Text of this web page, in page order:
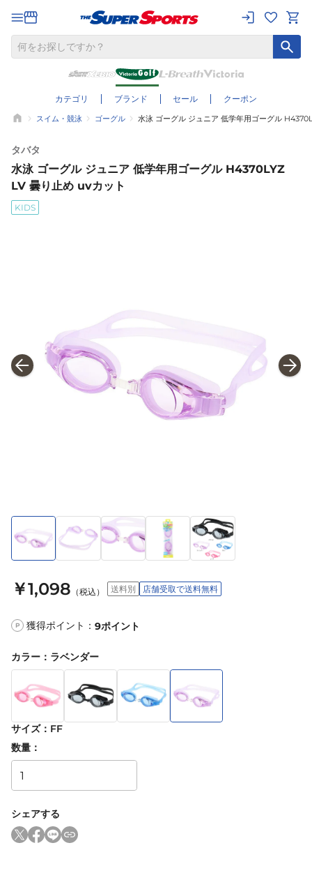
カテゴリ ブランド セール クーポン
スイム・競泳 ゴーグル 水泳 ゴーグル ジュニア 低学年用ゴーグル
タバタ
水泳 ゴーグル ジュニア 低学年用ゴーグル H4370LYZ
LV 曇り止め uvカット
KIDS
￥1,098 （税込） 送料別 店舗受取で送料無料
P 獲得ポイント： 9ポイント
カラー ： ラベンダー
サイズ： FF
数量：
シェアする